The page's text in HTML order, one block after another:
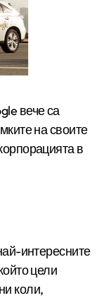
на своите
в
интересните
цели
коли,